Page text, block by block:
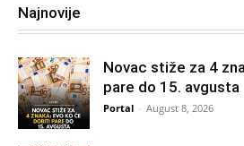
Najnovije
Novac stiže za 4
pare do 15. avgusta
Portal - August 8, 2026